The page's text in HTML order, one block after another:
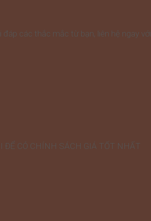
các thắc mắc từ bạn, liên hệ ngay với
ĐỂ CÓ CHÍNH SÁCH GIÁ TỐT NHẤT